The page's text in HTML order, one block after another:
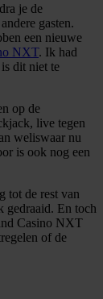
je de
gasten.
een nieuwe
NXT. Ik had
dit niet te
op de
live tegen
weliswaar nu
is ook nog een
tot de rest van
gedraaid. En toch
Casino NXT
of de